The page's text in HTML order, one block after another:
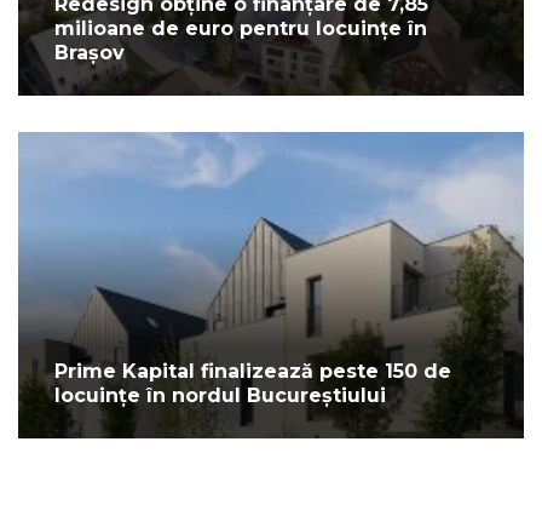
Redesign obține o finanțare de 7,85
milioane de euro pentru locuințe în
Brașov
Prime Kapital finalizează peste 150 de
locuințe în nordul Bucureștiului